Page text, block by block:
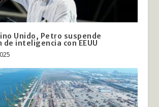
Unido, Petro suspende
de inteligencia con EEUU